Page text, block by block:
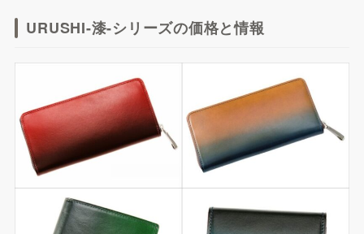
URUSHI-漆-シリーズの価格と情報